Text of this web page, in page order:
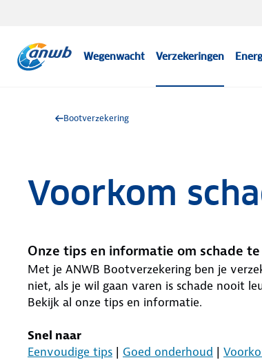
Wegenwacht Verzekeringen
Bootverzekering
Voorkom
Onze tips en informatie om schade
Met je ANWB Bootverzekering ben je
niet, als je wil gaan varen is schade nooit
Bekijk al onze tips en informatie.
Snel naar
Eenvoudige tips | Goed onderhoud |